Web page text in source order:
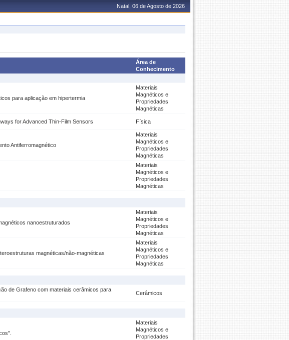
Natal, 06 de Agosto de 2026
Área de
Conhecimento
para aplicação em hipertermia
Materiais
Magnéticos e
Propriedades
Magnéticas
for Advanced Thin-Film Sensors Física
Antiferromagnético
Materiais
Magnéticos e
Propriedades
Magnéticas
Materiais
Magnéticos e
Propriedades
Magnéticas
nanoestruturados
Materiais
Magnéticos e
Propriedades
Magnéticas
magnéticas/não-magnéticas
Materiais
Magnéticos e
Propriedades
Magnéticas
de Grafeno com materiais cerâmicos para
Cerâmicos
Materiais
Magnéticos e
Propriedades